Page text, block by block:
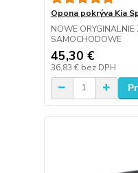
Opona pokrýva Kia
NOWE
SAMOCHODOWE
45,30 €
36,83 € bez DPH